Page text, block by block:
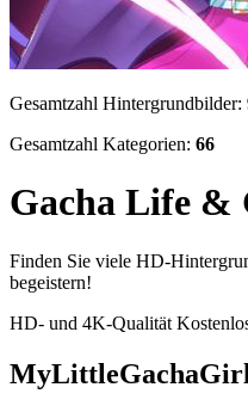
Gesamtzahl Hintergrundbilder:
Gesamtzahl Kategorien: 66
Gacha Life
Finden Sie viele HD-
begeistern!
HD- und 4K-Qualität
MyLittleGachaGirl